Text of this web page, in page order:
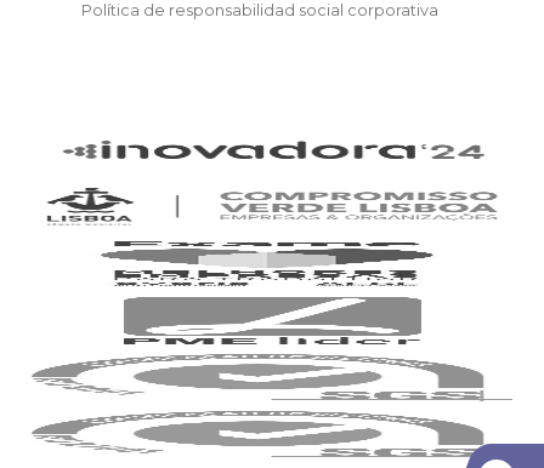
Política de responsabilidad social corporativa